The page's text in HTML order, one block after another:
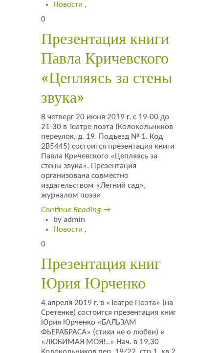
Новости ,
0
Презентация книги
Павла Кричевского
«Цепляясь за стены
звука»
В четверг 20 июня 2019 г. с 19-00 до
21-30 в Театре поэта (Колокольников
переулок, д. 19. Подъезд № 1. Код
2В5445) состоится презентация книги
Павла Кричевского «Цепляясь за
стены звука». Презентация
организована совместно
издательством «Летний сад»,
журналом поэзи
Continue Reading →
by admin
Новости ,
0
Презентация книг
Юрия Юрченко
4 апреля 2019 г. в «Театре Поэта» (на
Сретенке) состоится презентация книг
Юрия Юрченко «БАЛЬЗАМ
ФЬЕРАБРАСА» (стихи не о любви) и
«ЛЮБИМАЯ МОЯ!..» Нач. в 19.30